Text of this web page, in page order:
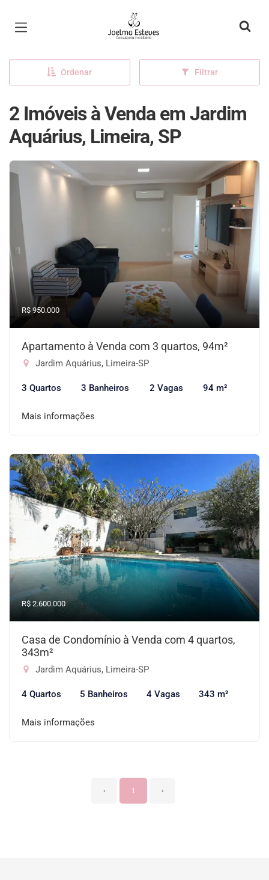
Página inicial
Ordenar Filtrar
2 Imóveis à Venda em Jardim
Aquárius, Limeira, SP
R$ 950.000
Apartamento à Venda com 3 quartos, 94m²
Jardim Aquárius, Limeira-SP
3 Quartos 3 Banheiros 2 Vagas 94 m²
Mais informações
R$ 2.600.000
Casa de Condomínio à Venda com 4 quartos,
343m²
Jardim Aquárius, Limeira-SP
4 Quartos 5 Banheiros 4 Vagas 343 m²
Mais informações
‹ 1 ›